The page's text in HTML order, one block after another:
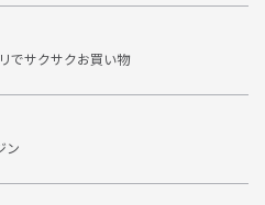
でサクサクお買い物
ン